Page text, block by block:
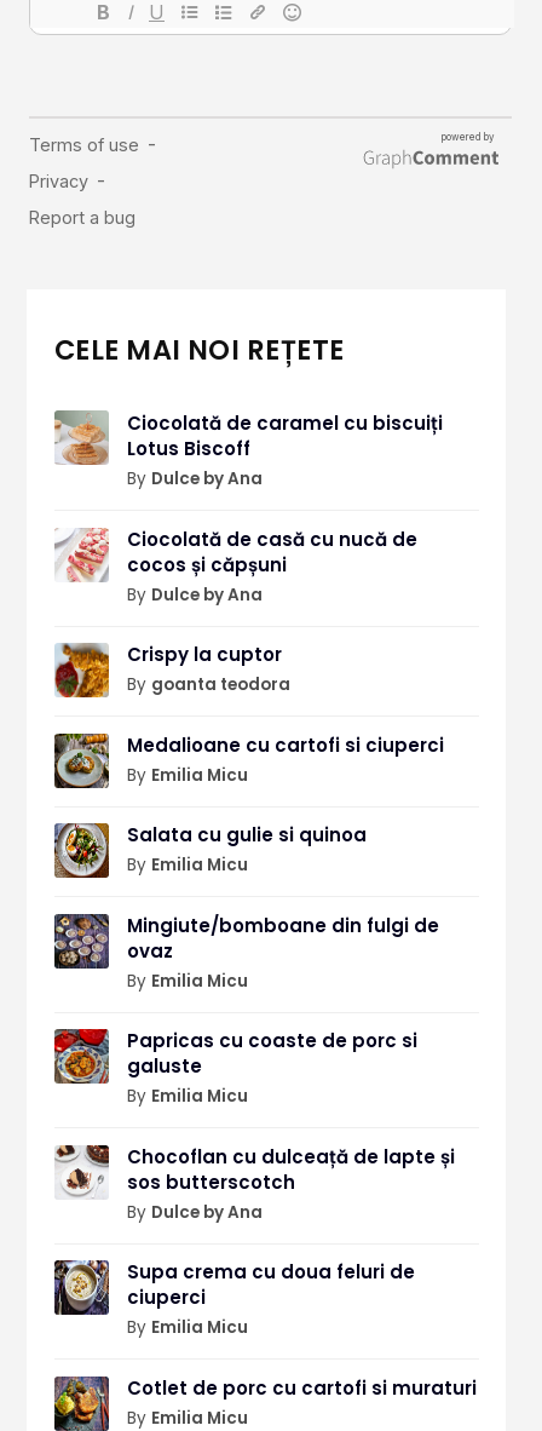
CELE MAI NOI REȚETE
Ciocolată de caramel cu biscuiți
Lotus Biscoff
By Dulce by Ana
Ciocolată de casă cu nucă de
cocos și căpșuni
By Dulce by Ana
Crispy la cuptor
By goanta teodora
Medalioane cu cartofi si ciuperci
By Emilia Micu
Salata cu gulie si quinoa
By Emilia Micu
Mingiute/bomboane din fulgi de
ovaz
By Emilia Micu
Papricas cu coaste de porc si
galuste
By Emilia Micu
Chocoflan cu dulceață de lapte și
sos butterscotch
By Dulce by Ana
Supa crema cu doua feluri de
ciuperci
By Emilia Micu
Cotlet de porc cu cartofi si muraturi
By Emilia Micu